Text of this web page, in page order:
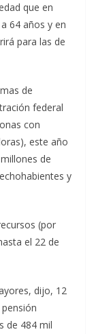
que en
64 años y en
para las de
de
federal
con
este año
de
y
(por
el 22 de
dijo, 12
de 484 mil